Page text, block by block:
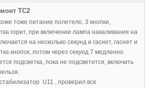
TC2
тоже питание полетело. 3 кнопки,
горит, при включении лампа накаливания на
на несколько секунд и гаснет, гаснет и
кнопок, потом через секунд 7 медленно
подсветка, пока не подсветится, включить
U11 , проверил все